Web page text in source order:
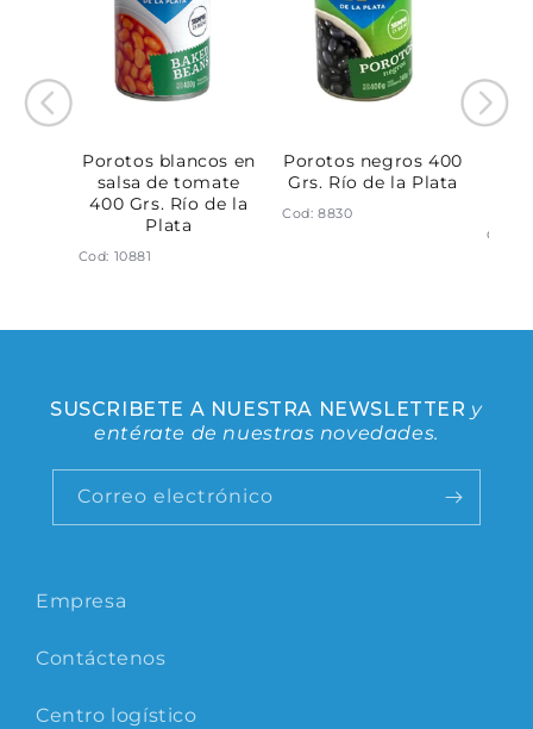
Porotos blancos en
salsa de tomate
400 Grs. Río de la
Plata
Cod: 10881
Porotos negros 400
Grs. Río de la Plata
Cod: 8830
Cod:
Empresa
Contáctenos
Centro logístico
SUSCRIBETE A NUESTRA NEWSLETTER y
entérate de nuestras novedades.
Correo electrónico